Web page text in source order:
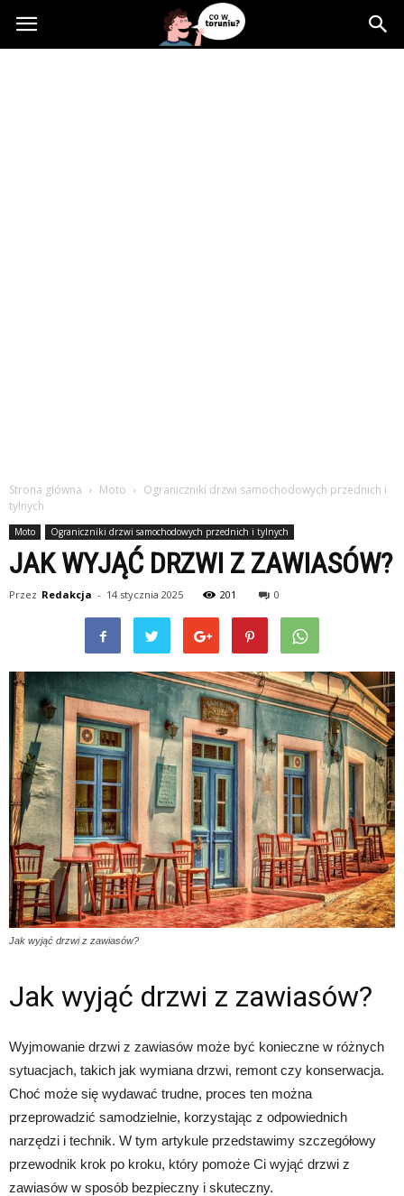
Cowtoruniu.pl
Strona główna Moto
Ograniczniki drzwi samochodowych przednich i
tylnych
Moto Ograniczniki drzwi samochodowych przednich i tylnych
JAK WYJĄĆ DRZWI Z ZAWIASÓW?
Przez Redakcja - 14 stycznia 2025 201 0
Jak wyjąć drzwi z zawiasów?
Jak wyjąć drzwi z zawiasów?
Wyjmowanie drzwi z zawiasów może być konieczne w różnych
sytuacjach, takich jak wymiana drzwi, remont czy konserwacja.
Choć może się wydawać trudne, proces ten można
przeprowadzić samodzielnie, korzystając z odpowiednich
narzędzi i technik. W tym artykule przedstawimy szczegółowy
przewodnik krok po kroku, który pomoże Ci wyjąć drzwi z
zawiasów w sposób bezpieczny i skuteczny.